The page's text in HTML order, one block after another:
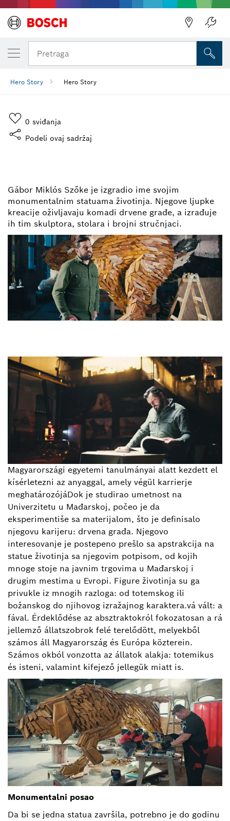
Pretraga
Hero Story Hero Story
0 sviđanja
Podeli ovaj sadržaj
Gábor Miklós Szőke je izgradio ime svojim
monumentalnim statuama životinja. Njegove ljupke
kreacije oživljavaju komadi drvene građe, a izrađuje
ih tim skulptora, stolara i brojni stručnjaci.
Magyarországi egyetemi tanulmányai alatt kezdett el
kísérletezni az anyaggal, amely végül karrierje
meghatározójáDok je studirao umetnost na
Univerzitetu u Mađarskoj, počeo je da
eksperimentiše sa materijalom, što je definisalo
njegovu karijeru: drvena građa. Njegovo
interesovanje je postepeno prešlo sa apstrakcija na
statue životinja sa njegovim potpisom, od kojih
mnoge stoje na javnim trgovima u Mađarskoj i
drugim mestima u Evropi. Figure životinja su ga
privukle iz mnogih razloga: od totemskog ili
božanskog do njihovog izražajnog karaktera.vá vált: a
fával. Érdeklődése az absztraktokról fokozatosan a rá
jellemző állatszobrok felé terelődött, melyekből
számos áll Magyarország és Európa közterein.
Számos okból vonzotta az állatok alakja: totemikus
és isteni, valamint kifejező jellegük miatt is.
Monumentalni posao
Da bi se jedna statua završila, potrebno je do godinu